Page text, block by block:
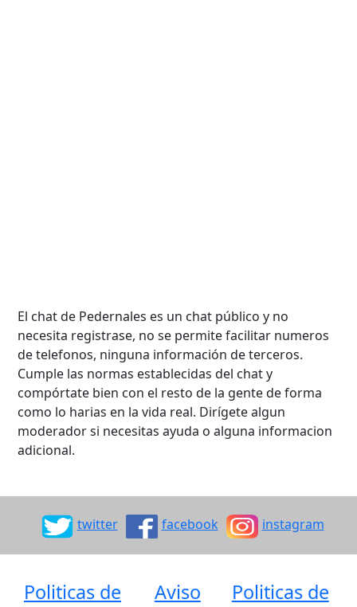
El chat de Pedernales es un chat público y no
necesita registrase, no se permite facilitar numeros
de telefonos, ninguna información de terceros.
Cumple las normas establecidas del chat y
compórtate bien con el resto de la gente de forma
como lo harias en la vida real. Dirígete algun
moderador si necesitas ayuda o alguna informacion
adicional.
twitter facebook instagram
Politicas de
Aviso
Politicas de